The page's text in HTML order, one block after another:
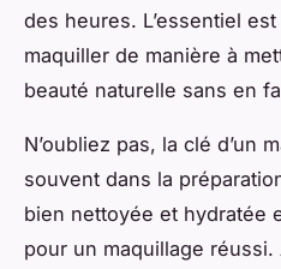
des heures. L’essentiel
maquiller de manière à
beauté naturelle sans en
N’oubliez pas, la clé d’un
souvent dans la
bien nettoyée et hydratée
pour un maquillage réussi.